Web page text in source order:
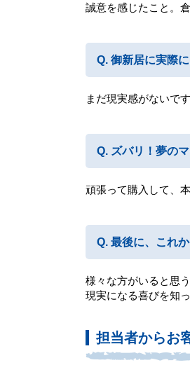
誠意を感じたこと。
御新居に実際
まだ現実感がないで
ズバリ！夢の
頑張って購入して、
最後に、これ
様々な方がいると思
現実になる喜びを知
担当者からお